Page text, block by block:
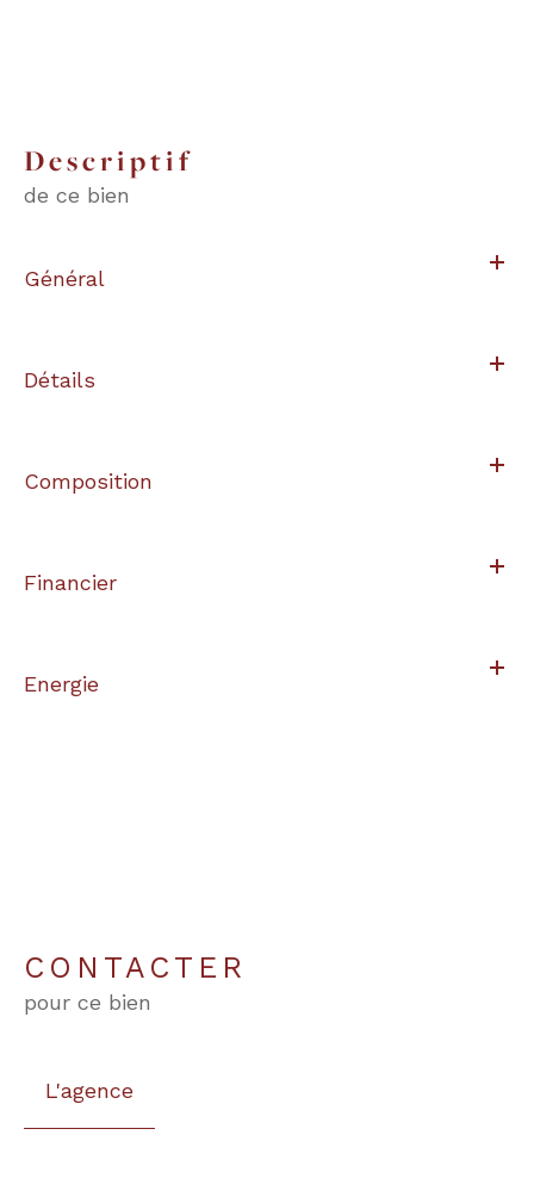
descriptif
de ce bien
Général
Détails
Composition
Financier
Energie
CONTACTER
pour ce bien
L'agence